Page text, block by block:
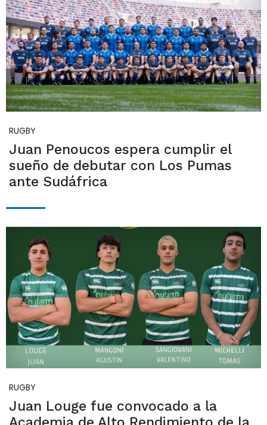
RUGBY
Juan Penoucos espera cumplir el
sueño de debutar con Los Pumas
ante Sudáfrica
RUGBY
Juan Louge fue convocado a la